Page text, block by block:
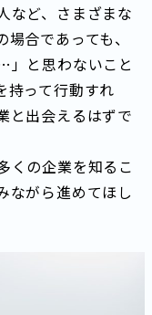
など、さまざまな
合であっても、
」と思わないこと
持って行動すれ
と出会えるはずで
くの企業を知るこ
ながら進めてほし